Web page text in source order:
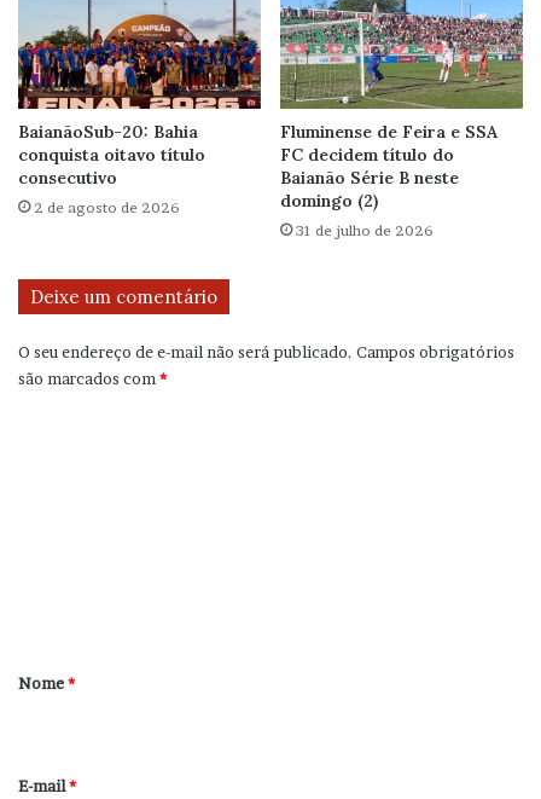
BaianãoSub-20: Bahia
conquista oitavo título
consecutivo
2 de agosto de 2026
Fluminense de Feira e SSA
FC decidem título do
Baianão Série B neste
domingo (2)
31 de julho de 2026
Deixe um comentário
O seu endereço de e-mail não será publicado. Campos obrigatórios
são marcados com*
r
*
Nome*
E-mail*